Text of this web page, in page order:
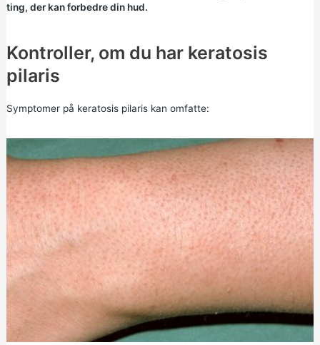
ting, der kan forbedre din hud.
Kontroller, om du har keratosis
pilaris
Symptomer på keratosis pilaris kan omfatte: